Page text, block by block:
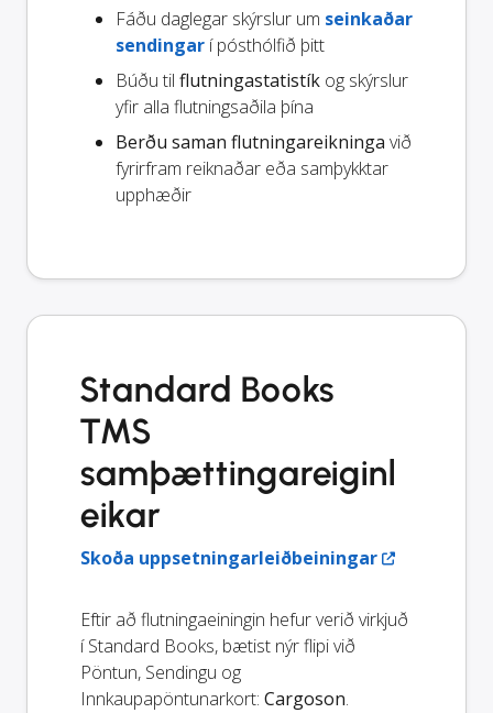
Fáðu daglegar skýrslur um seinkaðar
sendingar í pósthólfið þitt
Búðu til flutningastatistík og skýrslur
yfir alla flutningsaðila þína
Berðu saman flutningareikninga við
fyrirfram reiknaðar eða samþykktar
upphæðir
Standard Books
TMS
samþættingareiginl
eikar
Skoða uppsetningarleiðbeiningar
Eftir að flutningaeiningin hefur verið virkjuð
í Standard Books, bætist nýr flipi við
Pöntun, Sendingu og
Innkaupapöntunarkort: Cargoson.